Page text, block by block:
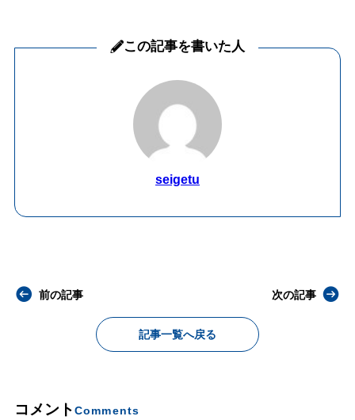
この記事を書いた人
seigetu
前の記事
記事一覧へ戻る
次の記事
コメントComments